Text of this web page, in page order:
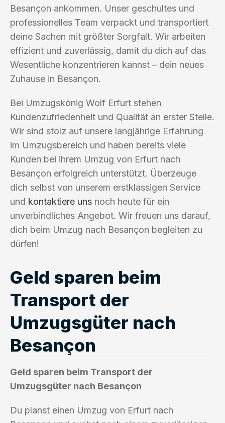
Besançon ankommen. Unser geschultes und
professionelles Team verpackt und transportiert
deine Sachen mit größter Sorgfalt. Wir arbeiten
effizient und zuverlässig, damit du dich auf das
Wesentliche konzentrieren kannst – dein neues
Zuhause in Besançon.
Bei Umzugskönig Wolf Erfurt stehen
Kundenzufriedenheit und Qualität an erster Stelle.
Wir sind stolz auf unsere langjährige Erfahrung
im Umzugsbereich und haben bereits viele
Kunden bei ihrem Umzug von Erfurt nach
Besançon erfolgreich unterstützt. Überzeuge
dich selbst von unserem erstklassigen Service
und kontaktiere uns noch heute für ein
unverbindliches Angebot. Wir freuen uns darauf,
dich beim Umzug nach Besançon begleiten zu
dürfen!
Geld sparen beim
Transport der
Umzugsgüter nach
Besançon
Geld sparen beim Transport der
Umzugsgüter nach Besançon
Du planst einen Umzug von Erfurt nach